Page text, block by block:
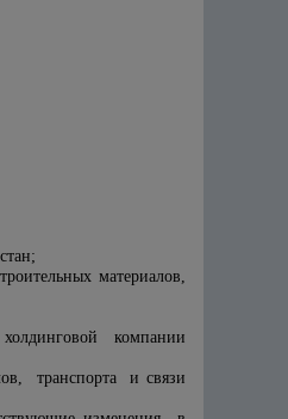
материалов,
холдинговой компании
транспорта и связи